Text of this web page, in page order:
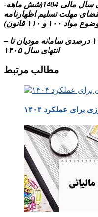
-مهلت بارگذاری دفاتر الکترونیکی سال مالی 1404(شش ماهه
مهلت تسلیم اظهارنامه
۱۰۰ و ۱۱۰ قانون)
– تمدید مهلت بخشودگی جرائم ۱۰۰ درصدی سامانه مودیان تا
انتهای سال ۱۴۰۵
مطالب مرتبط
برای عملکرد ۱۴۰۴